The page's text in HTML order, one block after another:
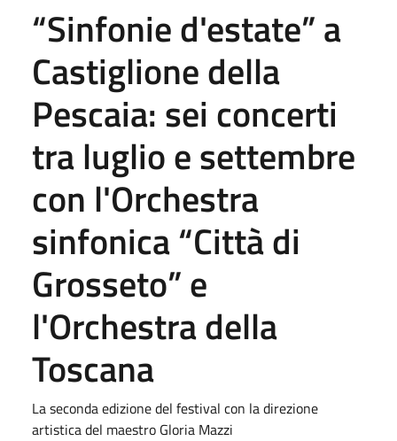
“Sinfonie d'estate” a
Castiglione della
Pescaia: sei concerti
tra luglio e settembre
con l'Orchestra
sinfonica “Città di
Grosseto” e
l'Orchestra della
Toscana
La seconda edizione del festival con la direzione
artistica del maestro Gloria Mazzi